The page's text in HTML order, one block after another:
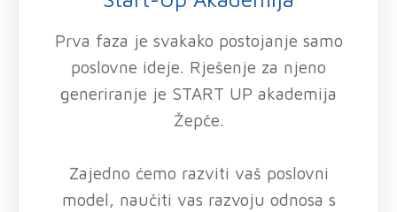
Prva faza je svakako postojanje samo
poslovne ideje. Rješenje za njeno
generiranje je START UP akademija
Žepče.
Zajedno ćemo razviti vaš poslovni
model, naučiti vas razvoju odnosa s